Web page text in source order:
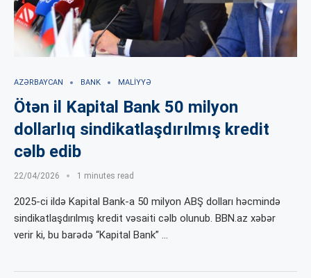
AZƏRBAYCAN BANK MALIYYƏ
Ötən il Kapital Bank 50 milyon
dollarlıq sindikatlaşdırılmış kredit
cəlb edib
22/04/2026 1 minutes read
2025-ci ildə Kapital Bank-a 50 milyon ABŞ dolları həcmində
sindikatlaşdırılmış kredit vəsaiti cəlb olunub. BBN.az xəbər
verir ki, bu barədə “Kapital Bank” …